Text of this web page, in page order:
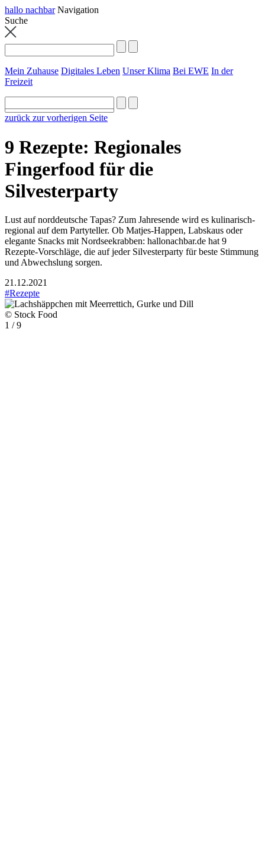
hallo nachbar Navigation
Suche
Mein Zuhause Digitales Leben Unser Klima Bei EWE In der
Freizeit
zurück zur vorherigen Seite
9 Rezepte: Regionales
Fingerfood für die
Silvesterparty
Lust auf norddeutsche Tapas? Zum Jahresende wird es kulinarisch-
regional auf dem Partyteller. Ob Matjes-Happen, Labskaus oder
elegante Snacks mit Nordseekrabben: hallonachbar.de hat 9
Rezepte-Vorschläge, die auf jeder Silvesterparty für beste Stimmung
und Abwechslung sorgen.
21.12.2021
#Rezepte
© Stock Food
1 / 9